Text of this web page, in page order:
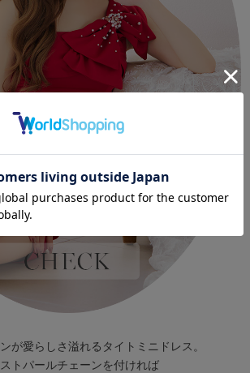
が愛らしさ溢れるタイトミニドレス。
トパールチェーンを付ければ